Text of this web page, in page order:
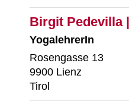
Birgit Pedevilla
YogalehrerIn
Rosengasse 13
9900 Lienz
Tirol